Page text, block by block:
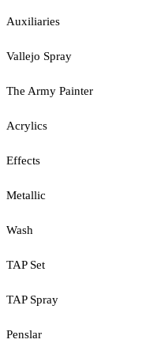
Auxiliaries
Vallejo Spray
The Army Painter
Acrylics
Effects
Metallic
Wash
TAP Set
TAP Spray
Penslar